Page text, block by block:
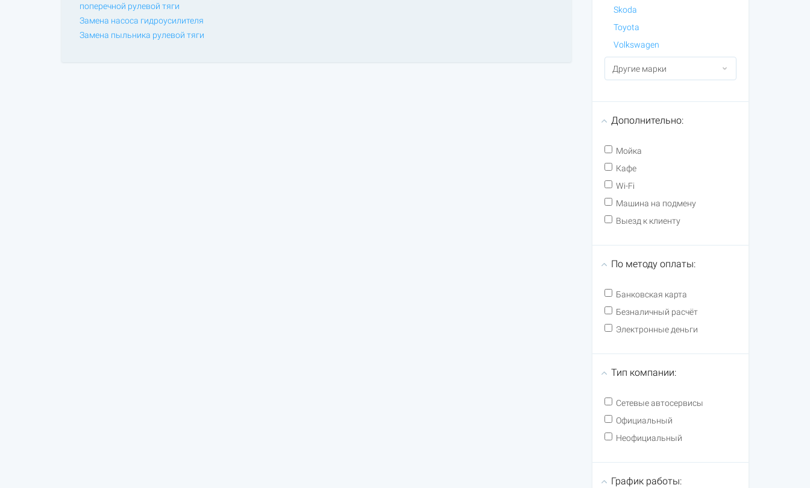
поперечной рулевой тяги
Замена насоса гидроусилителя
Замена пыльника рулевой тяги
Skoda
Toyota
Volkswagen
Дополнительно:
Мойка
Кафе
Wi-Fi
Машина на подмену
Выезд к клиенту
По методу оплаты:
Банковская карта
Безналичный расчёт
Электронные деньги
Тип компании:
Сетевые автосервисы
Официальный
Неофициальный
График работы: